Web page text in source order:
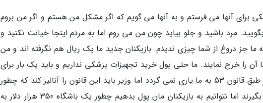
برای آنها می فرستم و به آنها می گویم که اگر مشکل من هستم و اگر من بروم
مرد باشید و جلو بیاید چون من می روم اما به مردم اینجا خیانت نکنید و
که ما جز دروغ از شما چیزی ندیدم. بازیکنان جدید ما یک ریال هم نگرفته اند و من
آن را خرج نمایند. ما حتی پول خرید تجهیزات پزشکی نداریم و باید یک بار برای
همواره این مسائل حل گردد. می گویند بر طبق قانون 53 به ما یاری نمی گردد اما وزیر باید این قانون را آنالیز کند که چطور
می گردد باشگاه های دیگر پول میلیاردی بگیرند اما نتوانیم به بازیکنان مان پول بدهیم چطور یک باشگاه 350 هزار دلار به